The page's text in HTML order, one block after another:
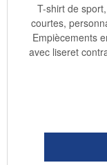
T-shirt de
courtes,
Empiècements
avec liseret